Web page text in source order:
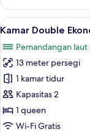
Kamar
Single,
balkon
Lihat
semua
foto
untuk
Kamar
Double
Ekonomi,
balkon,
5
Kamar Double
Pemandangan
13 meter persegi
1 kamar tidur
Kapasitas 2
1 queen
Wi-Fi Gratis